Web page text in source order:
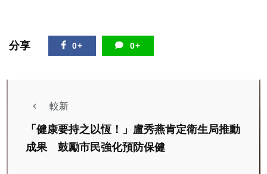
分享 0+ 0+
較新
「健康要持之以恆！」盧秀燕肯定衛生局推動
成果 鼓勵市民強化預防保健